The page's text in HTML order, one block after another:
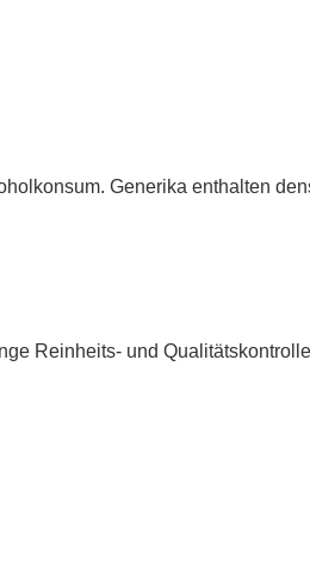
Generika enthalten
Reinheits- und